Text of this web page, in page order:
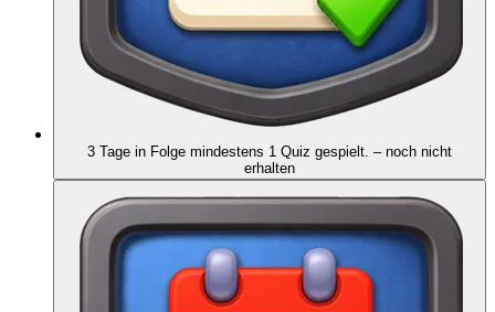
3 Tage in Folge mindestens 1 Quiz gespielt. – noch nicht
erhalten